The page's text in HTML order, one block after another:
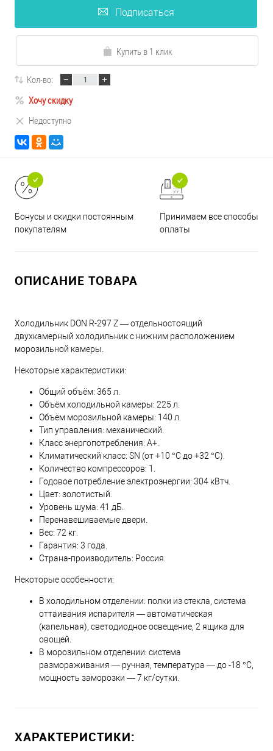
Подписаться
Купить в 1 клик
Кол-во:
Хочу скидку
Недоступно
Бонусы и скидки постоянным
покупателям
Принимаем все способы
оплаты
ОПИСАНИЕ ТОВАРА
Холодильник DON R-297 Z — отдельностоящий
двухкамерный холодильник с нижним расположением
морозильной камеры.
Некоторые характеристики:
Общий объём: 365 л.
Объём холодильной камеры: 225 л.
Объём морозильной камеры: 140 л.
Тип управления: механический.
Класс энергопотребления: A+.
Климатический класс: SN (от +10 °С до +32 °С).
Количество компрессоров: 1.
Годовое потребление электроэнергии: 304 кВтч.
Цвет: золотистый.
Уровень шума: 41 дБ.
Перенавешиваемые двери.
Вес: 72 кг.
Гарантия: 3 года.
Страна-производитель: Россия.
Некоторые особенности:
В холодильном отделении: полки из стекла, система
оттаивания испарителя — автоматическая
(капельная), светодиодное освещение, 2 ящика для
овощей.
В морозильном отделении: система
размораживания — ручная, температура — до -18 °С,
мощность заморозки — 7 кг/сутки.
ХАРАКТЕРИСТИКИ: